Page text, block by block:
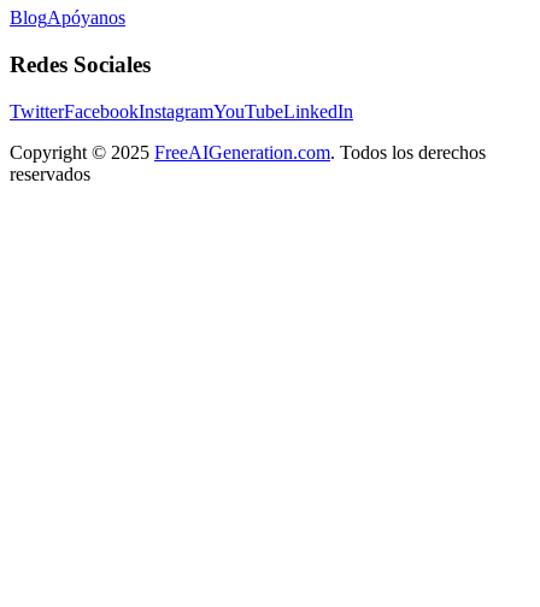
BlogApóyanos
Redes Sociales
TwitterFacebookInstagramYouTubeLinkedIn
Copyright © 2025 FreeAIGeneration.com. Todos los derechos
reservados